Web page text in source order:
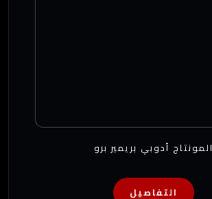
المونتاج أدوبي بريمير برو
التفاصيل